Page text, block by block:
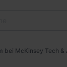
bei McKinsey Tech &